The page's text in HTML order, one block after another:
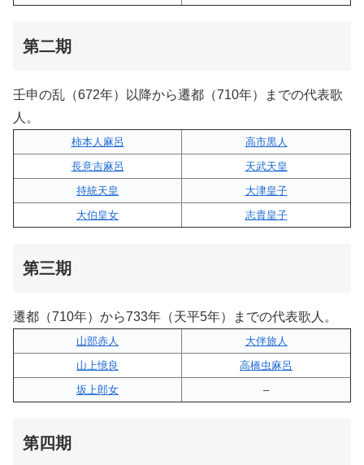
第二期
壬申の乱（672年）以降から遷都（710年）までの代表歌
人。
柿本人麻呂
高市黒人
長意吉麻呂
天武天皇
持統天皇
大津皇子
大伯皇女
志貴皇子
第三期
遷都（710年）から733年（天平5年）までの代表歌人。
山部赤人
大伴旅人
山上憶良
高橋虫麻呂
坂上郎女
–
第四期